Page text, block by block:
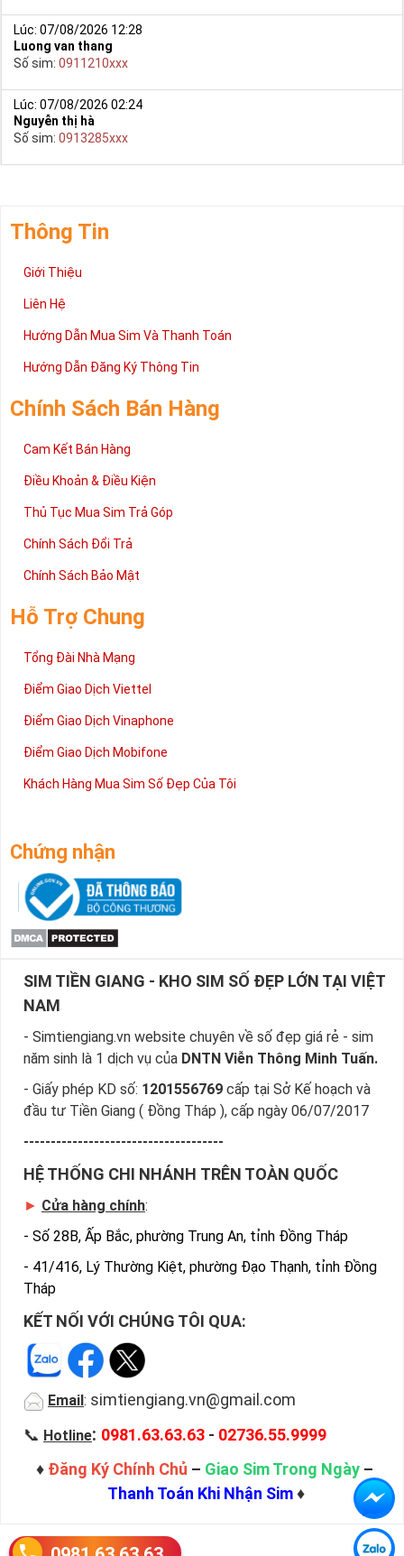
Lúc: 07/08/2026 12:28
Luong van thang
Số sim: 0911210xxx
Lúc: 07/08/2026 02:24
Nguyễn thị hà
Số sim: 0913285xxx
Thông Tin
Giới Thiệu
Liên Hệ
Hướng Dẫn Mua Sim Và Thanh Toán
Hướng Dẫn Đăng Ký Thông Tin
Chính Sách Bán Hàng
Cam Kết Bán Hàng
Điều Khoản & Điều Kiện
Thủ Tục Mua Sim Trả Góp
Chính Sách Đổi Trả
Chính Sách Bảo Mật
Hỗ Trợ Chung
Tổng Đài Nhà Mạng
Điểm Giao Dịch Viettel
Điểm Giao Dịch Vinaphone
Điểm Giao Dịch Mobifone
Khách Hàng Mua Sim Số Đẹp Của Tôi
Chứng nhận
SIM TIỀN GIANG - KHO SIM SỐ ĐẸP LỚN TẠI VIỆT
NAM
- Simtiengiang.vn website chuyên về số đẹp giá rẻ - sim
năm sinh là 1 dịch vụ của DNTN Viễn Thông Minh Tuấn.
- Giấy phép KD số: 1201556769 cấp tại Sở Kế hoạch và
đầu tư Tiền Giang ( Đồng Tháp ), cấp ngày 06/07/2017
-------------------------------------
HỆ THỐNG CHI NHÁNH TRÊN TOÀN QUỐC
► Cửa hàng chính:
- Số 28B, Ấp Bắc, phường Trung An, tỉnh Đồng Tháp
- 41/416, Lý Thường Kiệt, phường Đạo Thạnh, tỉnh Đồng
Tháp
KẾT NỐI VỚI CHÚNG TÔI QUA:
Email: simtiengiang.vn@gmail.com
📞 Hotline: 0981.63.63.63 - 02736.55.9999
♦ Đăng Ký Chính Chủ – Giao Sim Trong Ngày –
Thanh Toán Khi Nhận Sim♦